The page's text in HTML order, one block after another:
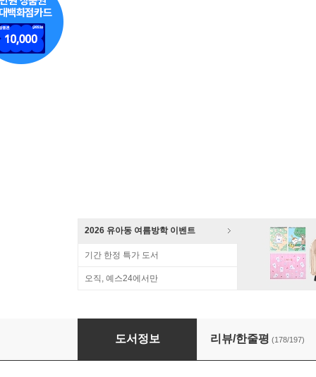
2026 유아동 여름방학 이벤트
기간 한정 특가 도서
오직, 예스24에서만
엄마의 말하기 연습 + 365 부모 말하기 연습 일
도서정보 리뷰/한줄평 (178/197)